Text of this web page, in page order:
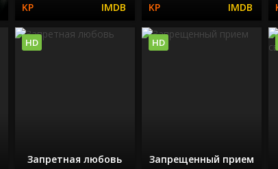
Запретная любовь
HD
Запрещенный прием
HD